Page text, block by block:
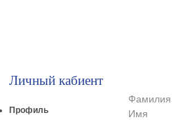
Личный кабиент
Профиль
Фамилия
Имя